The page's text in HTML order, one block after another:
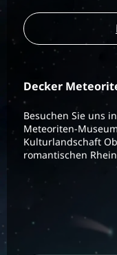
Decker
Besuchen Sie uns
Meteoriten-
Kulturlandschaft
romantischen